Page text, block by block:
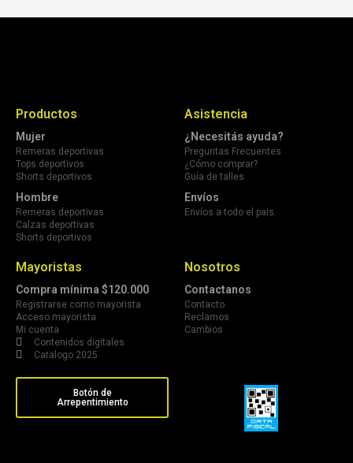
Productos
Mujer
Remeras deportivas
Tops deportivos
Shorts deportivos
Hombre
Remeras deportivas
Calzas deportivas
Shorts deportivos
Asistencia
¿Necesitás ayuda?
Preguntas Frecuentes
¿Cómo comprar?
Guía de talles
Envíos
Envíos a todo el pais.
Mayoristas
Compra mínima $120.000
Registrarse como mayorista
Acceso mayorista
Mi cuenta
Contenidos digitales
Catalogo 2025
Botón de
Arrepentimiento
Nosotros
Contactanos
Contacto
Reclamos
Cambios